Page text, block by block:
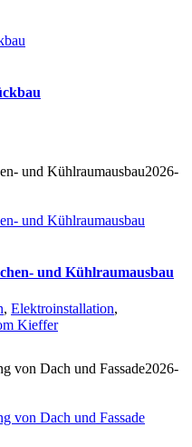
und Kühlraumausbau2026-
und Kühlraumausbau
und Kühlraumausbau
, Elektroinstallation,
Kieffer
von Dach und Fassade2026-
von Dach und Fassade